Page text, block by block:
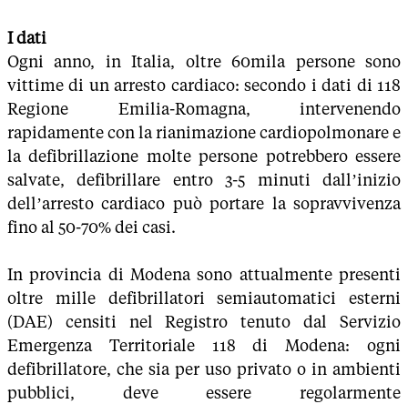
I dati
Ogni anno, in Italia, oltre 60mila persone sono
vittime di un arresto cardiaco: secondo i dati di 118
Regione Emilia-Romagna, intervenendo
rapidamente con la rianimazione cardiopolmonare e
la defibrillazione molte persone potrebbero essere
salvate, defibrillare entro 3-5 minuti dall’inizio
dell’arresto cardiaco può portare la sopravvivenza
fino al 50-70% dei casi.
In provincia di Modena sono attualmente presenti
oltre mille defibrillatori semiautomatici esterni
(DAE) censiti nel Registro tenuto dal Servizio
Emergenza Territoriale 118 di Modena: ogni
defibrillatore, che sia per uso privato o in ambienti
pubblici, deve essere regolarmente